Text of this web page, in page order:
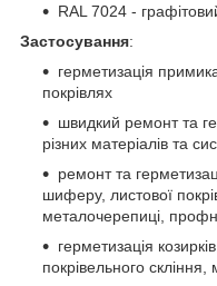
RAL 7024 -
Застосування:
герметизація
покрівлях
швидкий ремонт та
різних матеріалів та
ремонт та
шиферу, листової
металочерепиці,
герметизація
покрівельного